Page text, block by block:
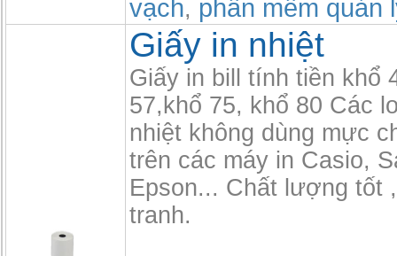
vạch, phần mềm quản
Giấy in nhiệt
Giấy in bill tính tiền khổ
57,khổ 75, khổ 80 Các
nhiệt không dùng mực
trên các máy in Casio,
Epson... Chất lượng tốt
tranh.